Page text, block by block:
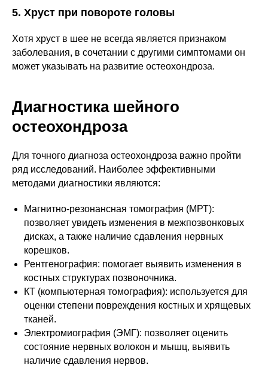
5. Хруст при повороте головы
Хотя хруст в шее не всегда является признаком
заболевания, в сочетании с другими симптомами он
может указывать на развитие остеохондроза.
Диагностика шейного
остеохондроза
Для точного диагноза остеохондроза важно пройти
ряд исследований. Наиболее эффективными
методами диагностики являются:
Магнитно-резонансная томография (МРТ):
позволяет увидеть изменения в межпозвонковых
дисках, а также наличие сдавления нервных
корешков.
Рентгенография: помогает выявить изменения в
костных структурах позвоночника.
КТ (компьютерная томография): используется для
оценки степени повреждения костных и хрящевых
тканей.
Электромиография (ЭМГ): позволяет оценить
состояние нервных волокон и мышц, выявить
наличие сдавления нервов.